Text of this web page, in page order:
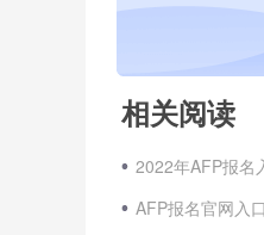
相关阅读
2022年AFP报名
AFP报名官网入口